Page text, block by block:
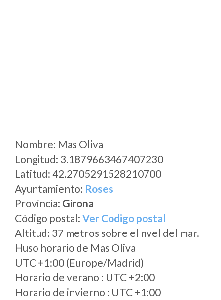
Nombre: Mas Oliva
Longitud: 3.1879663467407230
Latitud: 42.2705291528210700
Ayuntamiento: Roses
Provincia: Girona
Código postal: Ver Codigo postal
Altitud: 37 metros sobre el nvel del mar.
Huso horario de Mas Oliva
UTC +1:00 (Europe/Madrid)
Horario de verano : UTC +2:00
Horario de invierno : UTC +1:00